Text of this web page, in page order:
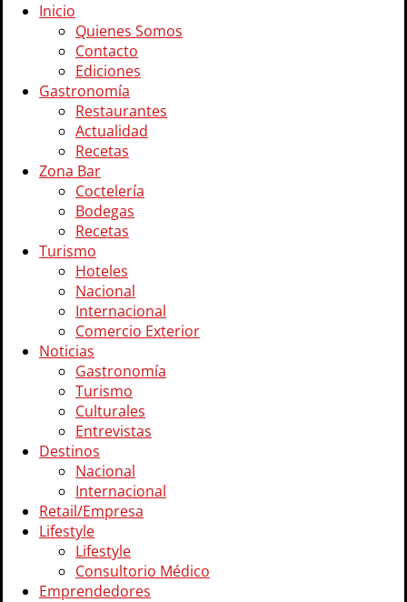
Inicio
Quienes Somos
Contacto
Ediciones
Gastronomía
Restaurantes
Actualidad
Recetas
Zona Bar
Coctelería
Bodegas
Recetas
Turismo
Hoteles
Nacional
Internacional
Comercio Exterior
Noticias
Gastronomía
Turismo
Culturales
Entrevistas
Destinos
Nacional
Internacional
Retail/Empresa
Lifestyle
Lifestyle
Consultorio Médico
Emprendedores